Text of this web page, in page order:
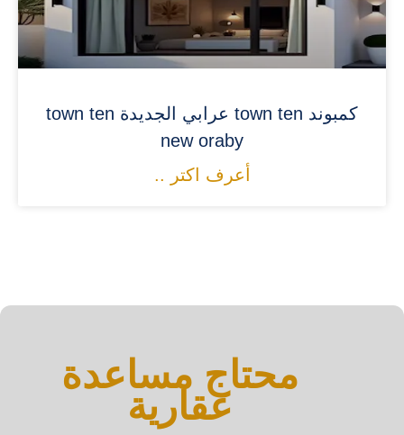
كمبوند town ten عرابي الجديدة town ten
new oraby
أعرف اكتر ..
محتاج مساعدة
عقارية